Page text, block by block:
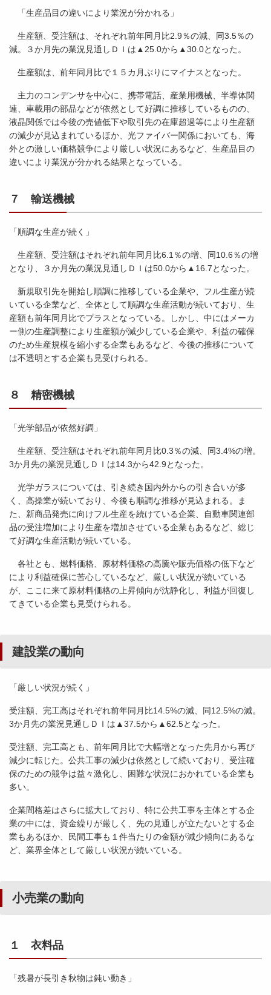
「生産品目の違いにより業況が分かれる」
生産額、受注額は、それぞれ前年同月比2.9％の減、同3.5％の
減。３か月先の業況見通しＤＩは▲25.0から▲30.0となった。
生産額は、前年同月比で１５カ月ぶりにマイナスとなった。
主力のコンデンサを中心に、携帯電話、産業用機械、半導体関
連、車載用の部品などが依然として好調に推移しているものの、
液晶関係では今後の売値低下や取引先の在庫超過等により生産額
の減少が見込まれているほか、光ファイバー関係においても、海
外との激しい価格競争により厳しい状況にあるなど、生産品目の
違いにより業況が分かれる結果となっている。
７ 輸送機械
「順調な生産が続く」
生産額、受注額はそれぞれ前年同月比6.1％の増、同10.6％の増
となり、３か月先の業況見通しＤＩは50.0から▲16.7となった。
新規取引先を開始し順調に推移している企業や、フル生産が続
いている企業など、全体として順調な生産活動が続いており、生
産額も前年同月比でプラスとなっている。しかし、中にはメーカ
ー側の生産調整により生産額が減少している企業や、利益の確保
のため生産規模を縮小する企業もあるなど、今後の推移について
は不透明とする企業も見受けられる。
８ 精密機械
「光学部品が依然好調」
生産額、受注額はそれぞれ前年同月比0.3％の減、同3.4%の増。
3か月先の業況見通しＤＩは14.3から42.9となった。
光学ガラスについては、引き続き国内外からの引き合いが多
く、高操業が続いており、今後も順調な推移が見込まれる。ま
た、新商品発売に向けフル生産を続けている企業、自動車関連部
品の受注増加により生産を増加させている企業もあるなど、総じ
て好調な生産活動が続いている。
各社とも、燃料価格、原材料価格の高騰や販売価格の低下など
により利益確保に苦心しているなど、厳しい状況が続いている
が、ここに来て原材料価格の上昇傾向が沈静化し、利益が回復し
てきている企業も見受けられる。
建設業の動向
「厳しい状況が続く」
受注額、完工高はそれぞれ前年同月比14.5%の減、同12.5%の減。
3か月先の業況見通しＤＩは▲37.5から▲62.5となった。
受注額、完工高とも、前年同月比で大幅増となった先月から再び
減少に転じた。公共工事の減少は依然として続いており、受注確
保のための競争は益々激化し、困難な状況におかれている企業も
多い。
企業間格差はさらに拡大しており、特に公共工事を主体とする企
業の中には、資金繰りが厳しく、先の見通しが立たないとする企
業もあるほか、民間工事も１件当たりの金額が減少傾向にあるな
ど、業界全体として厳しい状況が続いている。
小売業の動向
１ 衣料品
「残暑が長引き秋物は鈍い動き」